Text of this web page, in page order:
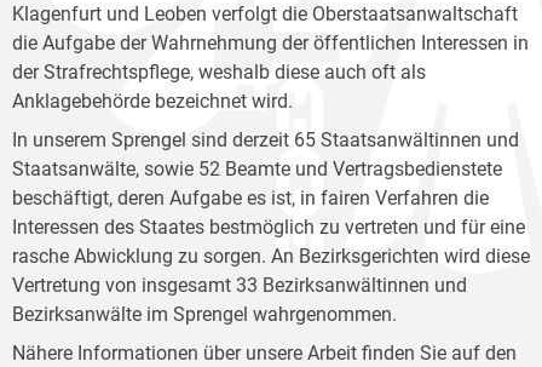
Klagenfurt und Leoben verfolgt die Oberstaatsanwaltschaft
die Aufgabe der Wahrnehmung der öffentlichen Interessen in
der Strafrechtspflege, weshalb diese auch oft als
Anklagebehörde bezeichnet wird.
In unserem Sprengel sind derzeit 65 Staatsanwältinnen und
Staatsanwälte, sowie 52 Beamte und Vertragsbedienstete
beschäftigt, deren Aufgabe es ist, in fairen Verfahren die
Interessen des Staates bestmöglich zu vertreten und für eine
rasche Abwicklung zu sorgen. An Bezirksgerichten wird diese
Vertretung von insgesamt 33 Bezirksanwältinnen und
Bezirksanwälte im Sprengel wahrgenommen.
Nähere Informationen über unsere Arbeit finden Sie auf den